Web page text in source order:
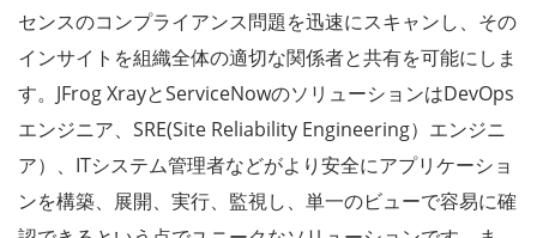
センスのコンプライアンス問題を迅速にスキャンし、その
インサイトを組織全体の適切な関係者と共有を可能にしま
す。JFrog XrayとServiceNowのソリューションはDevOps
エンジニア、SRE(Site Reliability Engineering）エンジニ
ア）、ITシステム管理者などがより安全にアプリケーショ
ンを構築、展開、実行、監視し、単一のビューで容易に確